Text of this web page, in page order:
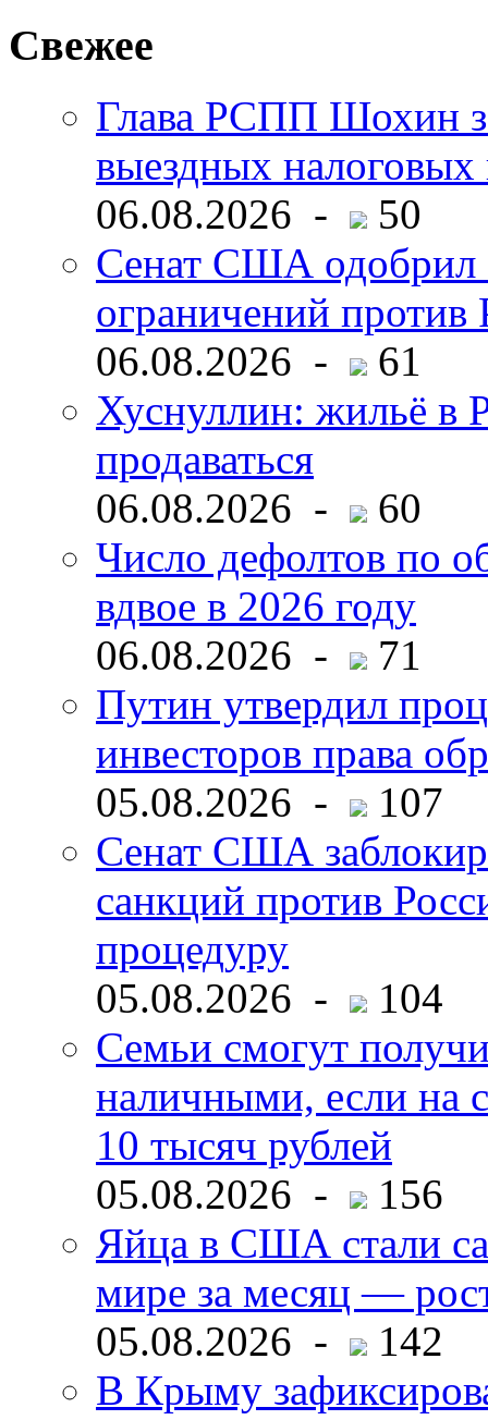
Свежее
Глава РСПП Шохин
выездных налоговых
06.08.2026 -
50
Сенат США одобрил
ограничений
06.08.2026 -
61
Хуснуллин: жильё в
продаваться
06.08.2026 -
60
Число дефолтов по
вдвое в 2026 году
06.08.2026 -
71
Путин утвердил
инвесторов права
05.08.2026 -
107
Сенат США
санкций против
процедуру
05.08.2026 -
104
Семьи смогут
наличными, если на
10 тысяч рублей
05.08.2026 -
156
Яйца в США стали
мире за месяц —
05.08.2026 -
142
В Крыму